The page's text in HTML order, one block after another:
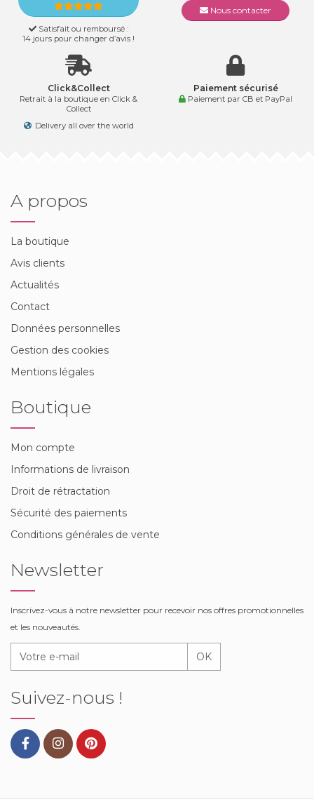
Satisfait ou remboursé :
14 jours pour changer d’avis !
Nous contacter
Click&Collect
Retrait à la boutique en Click &
Collect
Delivery all over the world
Paiement sécurisé
Paiement par CB et PayPal
A propos
La boutique
Avis clients
Actualités
Contact
Données personnelles
Gestion des cookies
Mentions légales
Boutique
Mon compte
Informations de livraison
Droit de rétractation
Sécurité des paiements
Conditions générales de vente
Newsletter
Inscrivez-vous à notre newsletter pour recevoir nos offres promotionnelles
et les nouveautés.
OK
Suivez-nous !